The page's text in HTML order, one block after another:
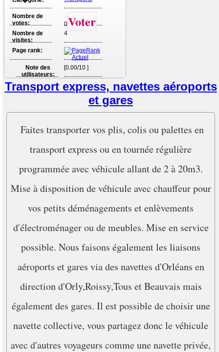
Nombre de
votes:
0Voter
Nombre de
visites:
4
Page rank:
Note des
utilisateurs:
[0.00/10 ]
Transport express, navettes aéroports
et gares
Faites transporter vos plis, colis ou palettes en
transport express ou en tournée régulière
programmée avec véhicule allant de 2 à 20m3.
Mise à disposition de véhicule avec chauffeur pour
vos petits déménagements et enlèvements
d'électroménager ou de meubles. Mise en service
possible. Nous faisons également les liaisons
aéroports et gares via des navettes d'Orléans en
direction d'Orly,Roissy,Tous et Beauvais mais
également des gares. Il est possible de choisir une
navette collective, vous partagez donc le véhicule
avec d'autres voyageurs comme une navette privée,